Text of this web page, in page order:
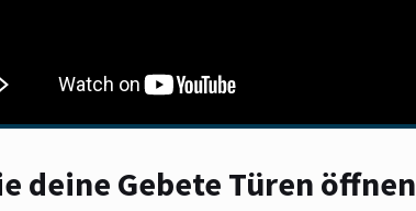
deine Gebete Türen öffnen